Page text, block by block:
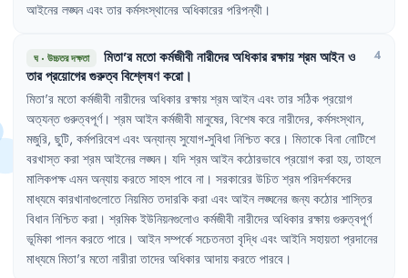
আইনের লঙ্ঘন এবং তার কর্মসংস্থানের অধিকারের পরিপন্থী ।
ঘ· উচ্চতর দক্ষতা মিতা'রমতোকর্মজীবীনারীদেরঅধিকাররক্ষায়শ্রমআইনও
তারপ্রয়োগেরগুরুত্ববিশ্লেষণকরো।
4
মিতা'র মতো কর্মজীবী নারীদের অধিকার রক্ষায় শ্রম আইন এবং তার সঠিক প্রয়োগ
অত্যন্ত গুরুত্বপূর্ণ। শ্রম আইন কর্মজীবী মানুষের, বিশেষ করে নারীদের, কর্মসংস্থান,
মজুরি, ছুটি, কর্মপরিবেশ এবং অন্যান্য সুযোগ-সুবিধা নিশ্চিত করে । মিতাকে বিনা নোটিশে
বরখাস্ত করা শ্রম আইনের লঙ্ঘন। যদি শ্রম আইন কঠোরভাবে প্রয়োগ করা হয়, তাহলে
মালিকপক্ষ এমন অন্যায় করতে সাহস পাবে না । সরকারের উচিত শ্রম পরিদর্শকদের
মাধ্যমে কারখানাগুলোতে নিয়মিত তদারকি করা এবং আইন লঙ্ঘনের জন্য কঠোর শাস্তির
বিধান নিশ্চিত করা । শ্রমিক ইউনিয়নগুলোও কর্মজীবী নারীদের অধিকার রক্ষায় গুরুত্বপূর্ণ
ভূমিকা পালন করতে পারে । আইন সম্পর্কে সচেতনতা বৃদ্ধি এবং আইনি সহায়তা প্রদানের
মাধ্যমে মিতা'র মতো নারীরা তাদের অধিকার আদায় করতে পারবে ।